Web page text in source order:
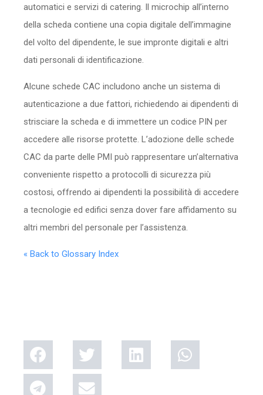
automatici e servizi di catering. Il microchip all’interno
della scheda contiene una copia digitale dell’immagine
del volto del dipendente, le sue impronte digitali e altri
dati personali di identificazione.
Alcune schede CAC includono anche un sistema di
autenticazione a due fattori, richiedendo ai dipendenti di
strisciare la scheda e di immettere un codice PIN per
accedere alle risorse protette. L’adozione delle schede
CAC da parte delle PMI può rappresentare un’alternativa
conveniente rispetto a protocolli di sicurezza più
costosi, offrendo ai dipendenti la possibilità di accedere
a tecnologie ed edifici senza dover fare affidamento su
altri membri del personale per l’assistenza.
« Back to Glossary Index